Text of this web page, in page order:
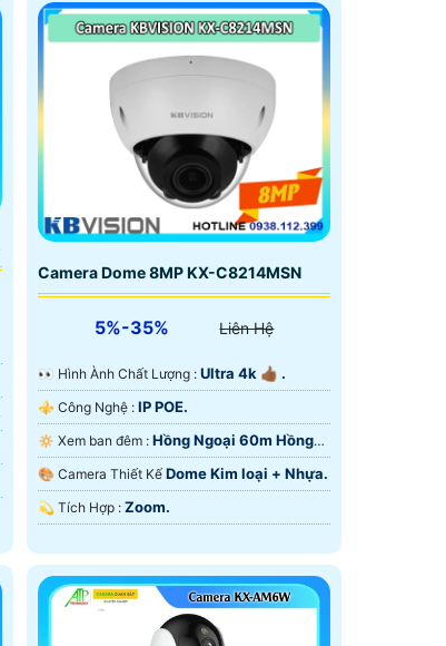
Camera Dome 8MP KX-C8214MSN
5%-35% Liên Hệ
️👀 Hình Ành Chất Lượng : Ultra 4k 👍🏾 .
⚜️ Công Nghệ : IP POE.
🔅 Xem ban đêm : Hồng Ngoại 60m Hồng
Ngoại SMD.
🎨 Camera Thiết Kế Dome Kim loại + Nhựa.
️💫 Tích Hợp : Zoom.